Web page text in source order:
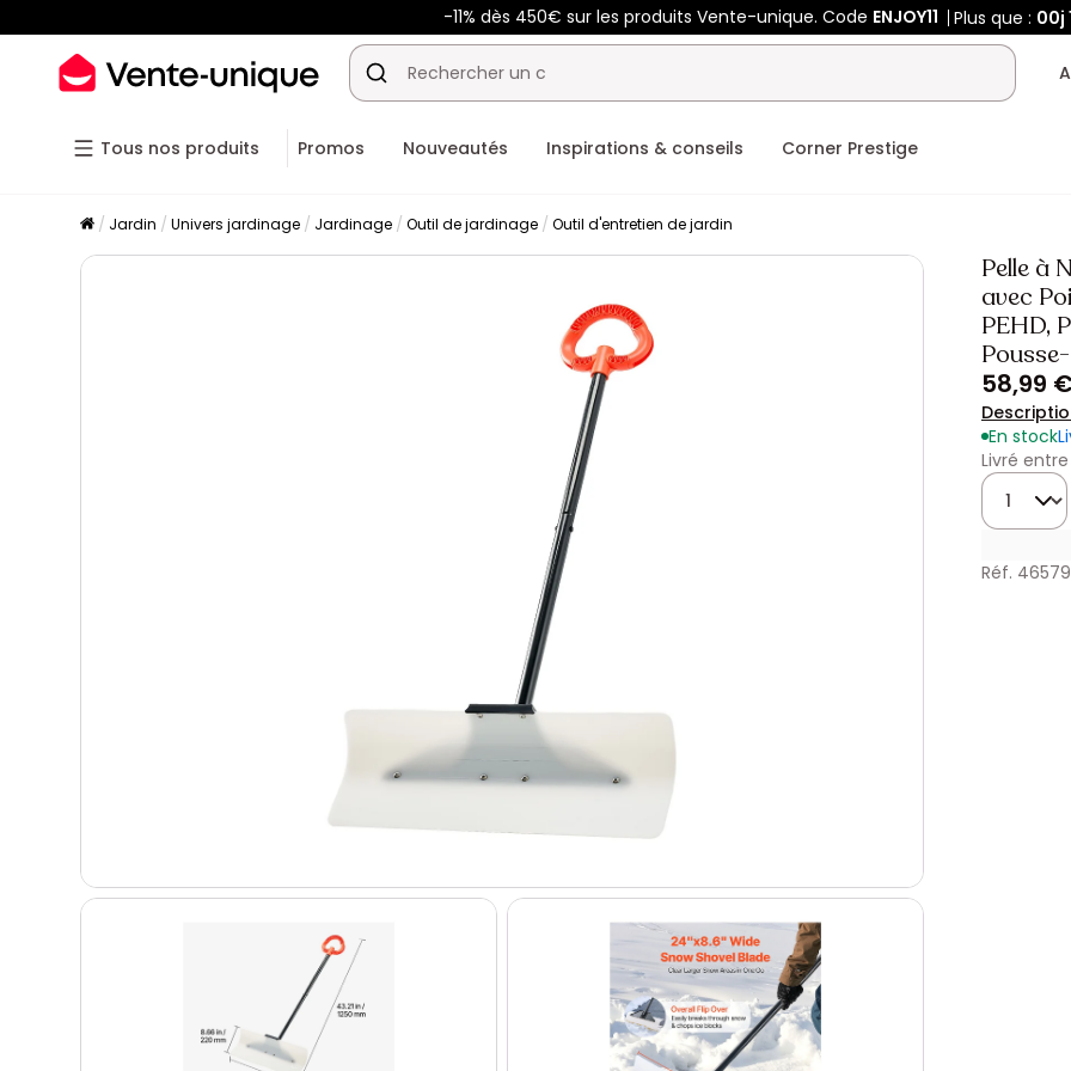
-11% dès 450€ sur les produits Vente-unique. Code ENJOY11 Plus que : 00j
Tous nos produits Promos Nouveautés Inspirations & conseils Corner Prestige
Jardin Univers jardinage Jardinage Outil de jardinage Outil d'entretien de jardin
Pelle à
avec
PEHD,
58,99
En stock
Livré
Quantité
Réf.